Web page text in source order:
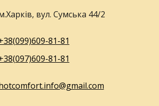
вул. Сумська 44/2
81-81
81-81